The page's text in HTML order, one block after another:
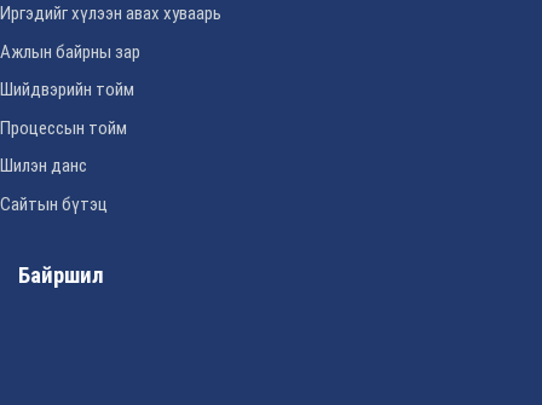
Иргэдийг хүлээн авах хуваарь
Ажлын байрны зар
Шийдвэрийн тойм
Процессын тойм
Шилэн данс
Сайтын бүтэц
Байршил